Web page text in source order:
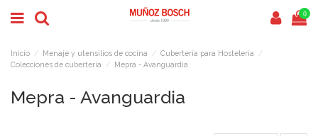
0
Inicio Menaje y utensilios de cocina
Cubertería para Hostelería
Colecciones de cubertería
Mepra - Avanguardia
Mepra - Avanguardia